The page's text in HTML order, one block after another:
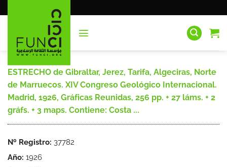
al
ESTRECHO de Gibraltar, Jerez, Tarifa, Algeciras, Norte
de Marruecos. XIV Congreso Geológico Internacional.
Madrid, 1926, Gráficas Reunidas, 256 pp. + 27 láms. + 2
gráfs. + 3 maps. Contiene: Costa ...
Nº Registro: 37782
Año: 1926